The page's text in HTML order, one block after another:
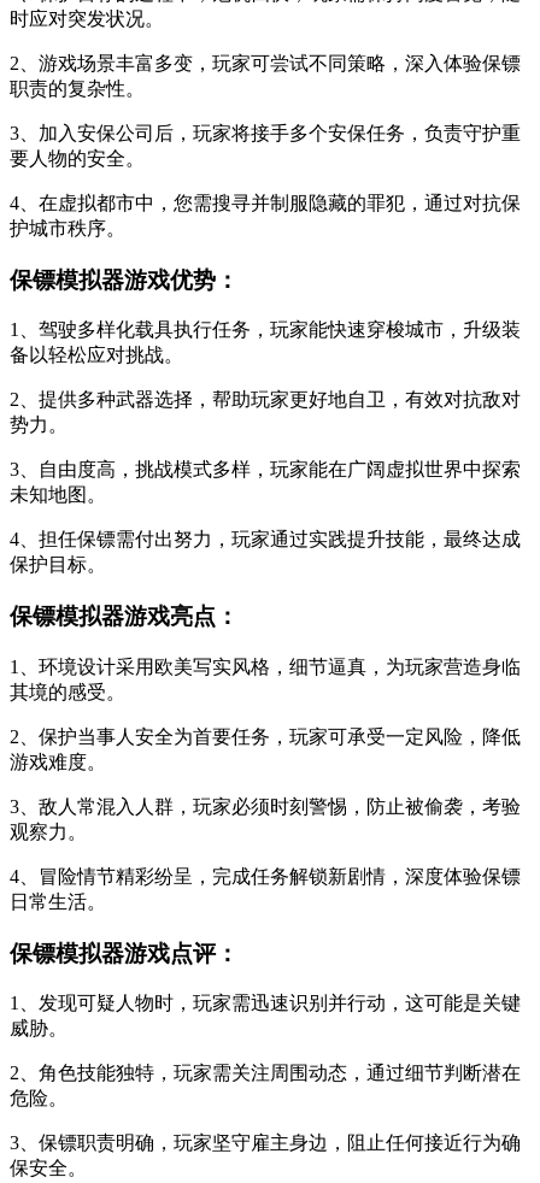
时应对突发状况。
2、游戏场景丰富多变，玩家可尝试不同策略，深入体验保镖
职责的复杂性。
3、加入安保公司后，玩家将接手多个安保任务，负责守护重
要人物的安全。
4、在虚拟都市中，您需搜寻并制服隐藏的罪犯，通过对抗保
护城市秩序。
保镖模拟器游戏优势：
1、驾驶多样化载具执行任务，玩家能快速穿梭城市，升级装
备以轻松应对挑战。
2、提供多种武器选择，帮助玩家更好地自卫，有效对抗敌对
势力。
3、自由度高，挑战模式多样，玩家能在广阔虚拟世界中探索
未知地图。
4、担任保镖需付出努力，玩家通过实践提升技能，最终达成
保护目标。
保镖模拟器游戏亮点：
1、环境设计采用欧美写实风格，细节逼真，为玩家营造身临
其境的感受。
2、保护当事人安全为首要任务，玩家可承受一定风险，降低
游戏难度。
3、敌人常混入人群，玩家必须时刻警惕，防止被偷袭，考验
观察力。
4、冒险情节精彩纷呈，完成任务解锁新剧情，深度体验保镖
日常生活。
保镖模拟器游戏点评：
1、发现可疑人物时，玩家需迅速识别并行动，这可能是关键
威胁。
2、角色技能独特，玩家需关注周围动态，通过细节判断潜在
危险。
3、保镖职责明确，玩家坚守雇主身边，阻止任何接近行为确
保安全。